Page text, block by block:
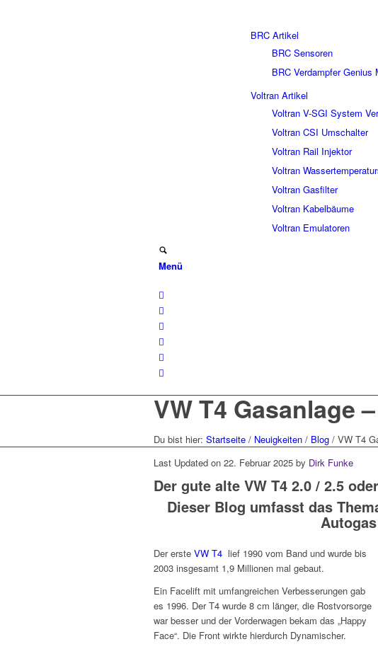
BRC Artikel
BRC Sensoren
BRC Verdampfer Genius
Voltran Artikel
Voltran V-SGI System
Voltran CSI Umschalter
Voltran Rail Injektor
Voltran
Voltran Gasfilter
Voltran Kabelbäume
Voltran Emulatoren
Menü
VW T4 Gasanlage
Du bist hier: Startseite / Neuigkeiten / Blog / VW T4
Last Updated on 22. Februar 2025 by Dirk Funke
Der gute alte VW T4 2.0 / 2.5
Dieser Blog umfasst das
Der erste VW T4 lief 1990 vom Band und wurde bis
2003 insgesamt 1,9 Millionen mal gebaut.
Ein Facelift mit umfangreichen Verbesserungen gab
es 1996. Der T4 wurde 8 cm länger, die Rostvorsorge
war besser und der Vorderwagen bekam das „Happy
Face“. Die Front wirkte hierdurch Dynamischer.